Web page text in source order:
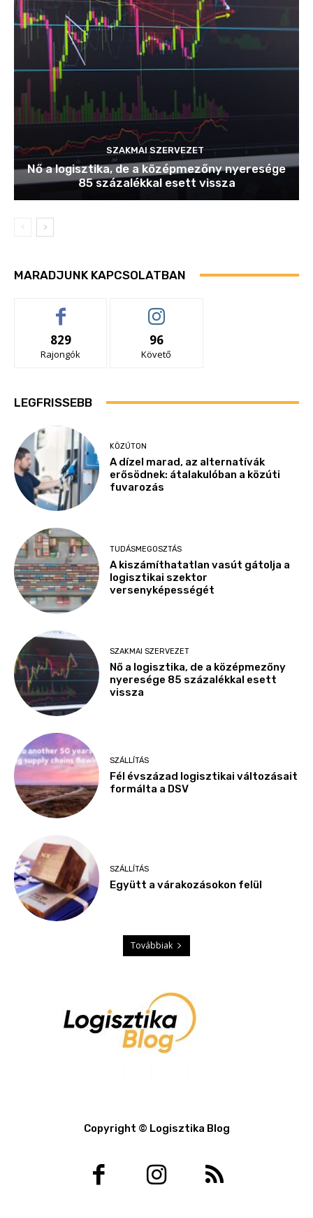
SZAKMAI SZERVEZET
Nő a logisztika, de a középmezőny nyeresége
85 százalékkal esett vissza
MARADJUNK KAPCSOLATBAN
829
Rajongók
96
Követő
LEGFRISSEBB
KÖZÚTON
A dízel marad, az alternatívák
erősödnek: átalakulóban a közúti
fuvarozás
TUDÁSMEGOSZTÁS
A kiszámíthatatlan vasút gátolja a
logisztikai szektor
versenyképességét
SZAKMAI SZERVEZET
Nő a logisztika, de a középmezőny
nyeresége 85 százalékkal esett
vissza
SZÁLLÍTÁS
Fél évszázad logisztikai változásait
formálta a DSV
SZÁLLÍTÁS
Együtt a várakozásokon felül
Továbbiak
Copyright © Logisztika Blog